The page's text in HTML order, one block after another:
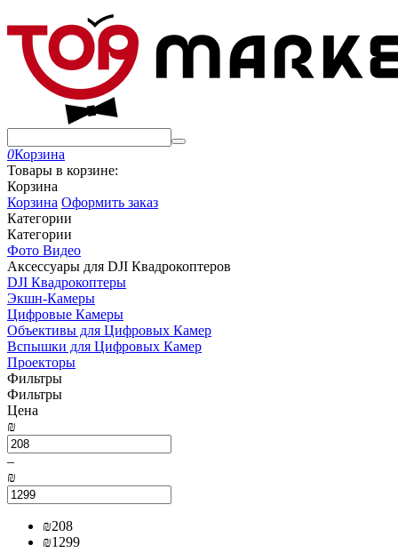
0Корзина
Товары в корзине:
Корзина
Корзина Оформить заказ
Категории
Категории
Фото Видео
Аксессуары для DJI Квадрокоптеров
DJI Квадрокоптеры
Экшн-Камеры
Цифровые Камеры
Объективы для Цифровых Камер
Вспышки для Цифровых Камер
Проекторы
Фильтры
Фильтры
Цена
₪
–
₪
₪208
₪1299